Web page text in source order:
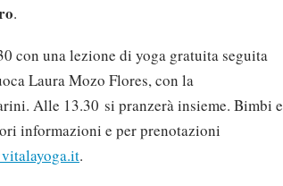
.
con una lezione di yoga gratuita seguita
Laura Mozo Flores, con la
Alle 13.30 si pranzerà insieme. Bimbi e
informazioni e per prenotazioni
.